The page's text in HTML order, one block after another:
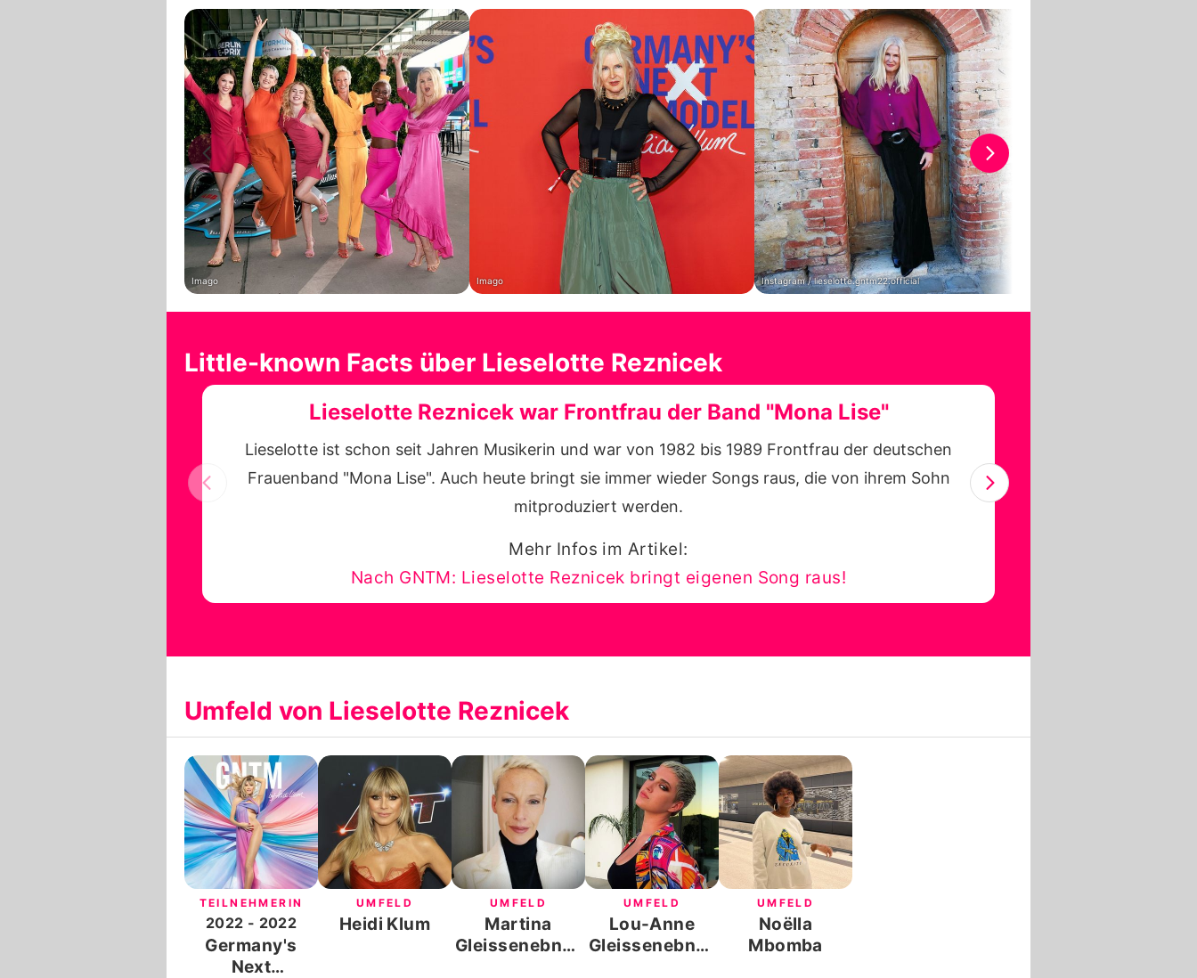
Imago Imago Instagram / lieselotte.gntm22.official
Little-known Facts über Lieselotte Reznicek
Lieselotte Reznicek war Frontfrau der Band "Mona Lise"
Lieselotte ist schon seit Jahren Musikerin und war von 1982 bis 1989 Frontfrau der deutschen
Frauenband "Mona Lise". Auch heute bringt sie immer wieder Songs raus, die von ihrem Sohn
mitproduziert werden.
Mehr Infos im Artikel:
Nach GNTM: Lieselotte Reznicek bringt eigenen Song raus!
Umfeld von Lieselotte Reznicek
TEILNEHMERIN
2022 - 2022
Germany's
Next
UMFELD
Heidi Klum
UMFELD
Martina
Gleissenebner-
UMFELD
Lou-Anne
Gleissenebner-
UMFELD
Noëlla
Mbomba